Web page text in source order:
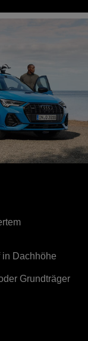
Dachhöhe
Grundträger